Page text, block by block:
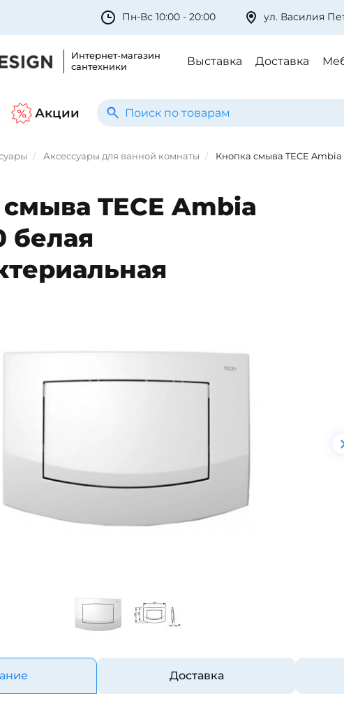
Пн-Вс 10:00 - 20:00 ул. Василия
Интернет-магазин
сантехники
Выставка Доставка
Акции
Аксессуары для ванной комнаты Кнопка смыва TECE
TECE Ambia
белая
Доставка